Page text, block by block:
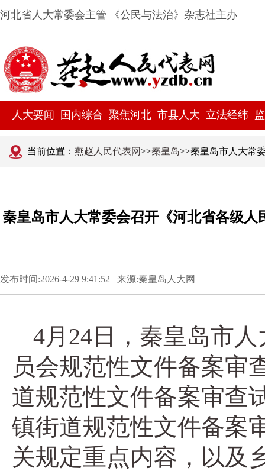
河北省人大常委会主管 《公民与法治》杂志社主办
人大要闻 国内综合 聚焦河北 市县人大 立法经纬
当前位置： 燕赵人民代表网>>秦皇岛>>秦皇岛市人大常
秦皇岛市人大常委会召开《河北省各级
发布时间:2026-4-29 9:41:52 来源:秦皇岛人大网
4月24日，秦皇岛市
员会规范性文件备案审
道规范性文件备案审查
镇街道规范性文件备案
关规定重点内容，以及